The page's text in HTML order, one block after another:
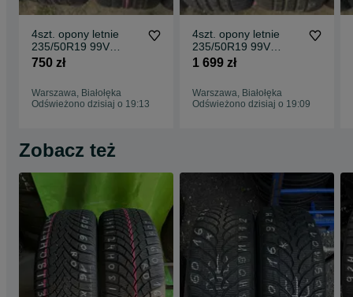
4szt. opony letnie
235/50R19 99V
Continental
750 zł
Warszawa, Białołęka
Odświeżono dzisiaj o 19:13
4szt. opony letnie
235/50R19 99V
Hankook Ventus S1
1 699 zł
Warszawa, Białołęka
Odświeżono dzisiaj o 19:09
Zobacz też